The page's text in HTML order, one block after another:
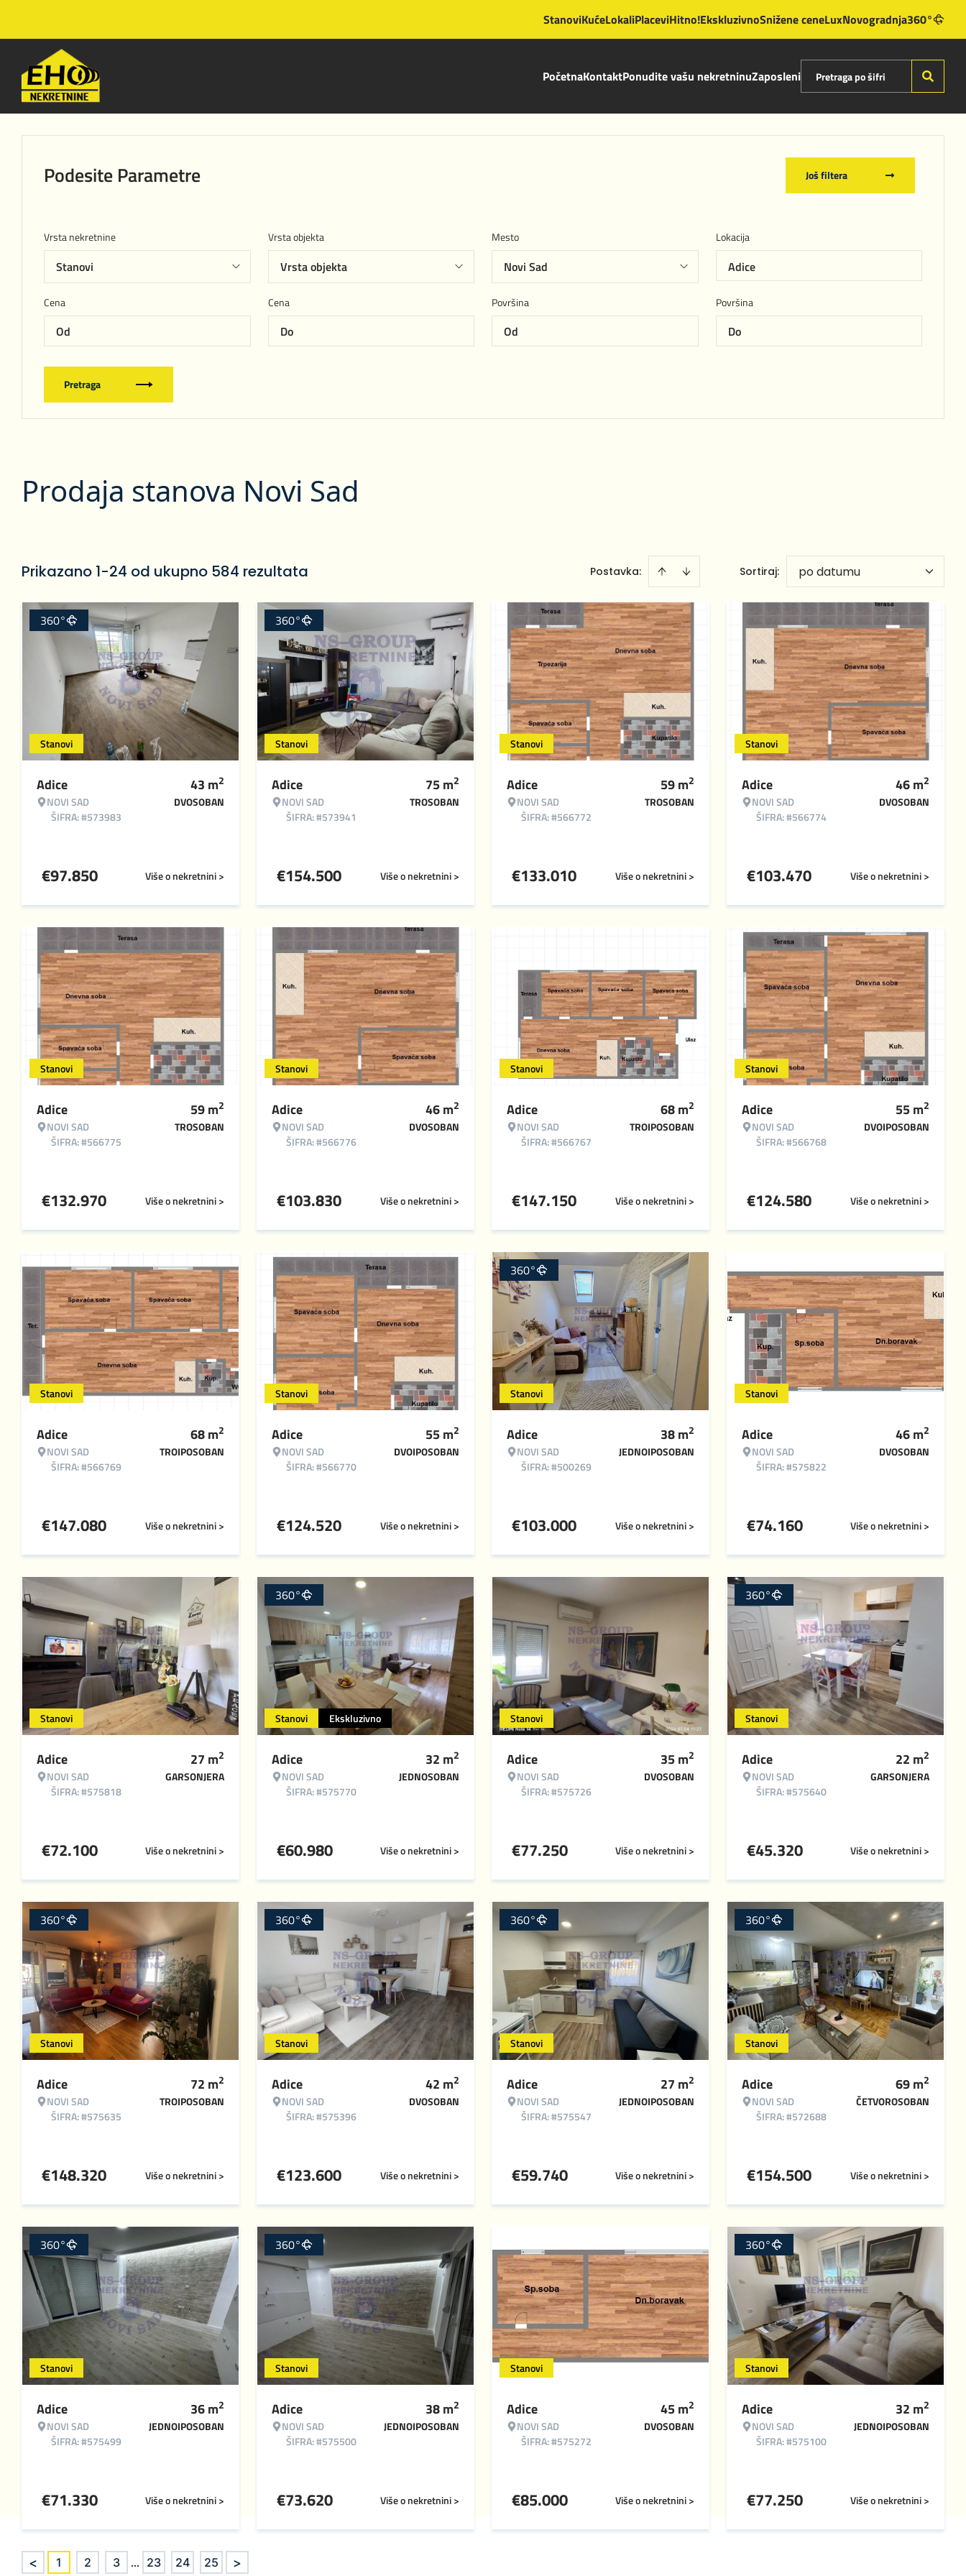
StanoviKućeLokaliPlaceviHitno!EkskluzivnoSnižene ceneLuxNovogradnja360°
PočetnaKontaktPonudite vašu nekretninuZaposleni
Podesite Parametre Još filtera
Vrsta nekretnine Vrsta objekta Mesto Lokacija
Adice
Cena Cena Površina Površina
Pretraga
Prodaja stanova Novi Sad
Prikazano 1-24 od ukupno 584 rezultata Postavka: Sortiraj: po datumu
Stanovi
360°
Adice
NOVI SAD
ŠIFRA: #573983
43 m2
DVOSOBAN
Više o nekretnini >
€97.850
Stanovi
360°
Adice
NOVI SAD
ŠIFRA: #573941
75m2
TROSOBAN
Više o nekretnini >
€154.500
Stanovi
Adice
NOVI SAD
ŠIFRA: #566772
59m2
TROSOBAN
Više o nekretnini >
€133.010
Stanovi
Adice
NOVI SAD
ŠIFRA: #566774
46m2
DVOSOBAN
Više o nekretnini >
€103.470
Stanovi
Adice
NOVI SAD
ŠIFRA: #566775
59m2
TROSOBAN
Više o nekretnini >
€132.970
Stanovi
Adice
NOVI SAD
ŠIFRA: #566776
46m2
DVOSOBAN
Više o nekretnini >
€103.830
Stanovi
Adice
NOVI SAD
ŠIFRA: #566767
68m2
TROIPOSOBAN
Više o nekretnini >
€147.150
Stanovi
Adice
NOVI SAD
ŠIFRA: #566768
55m2
DVOIPOSOBAN
Više o nekretnini >
€124.580
Stanovi
Adice
NOVI SAD
ŠIFRA: #566769
68m2
TROIPOSOBAN
Više o nekretnini >
€147.080
Stanovi
Adice
NOVI SAD
ŠIFRA: #566770
55m2
DVOIPOSOBAN
Više o nekretnini >
€124.520
Stanovi
360°
Adice
NOVI SAD
ŠIFRA: #500269
38m2
JEDNOIPOSOBAN
Više o nekretnini >
€103.000
Stanovi
Adice
NOVI SAD
ŠIFRA: #575822
46m2
DVOSOBAN
Više o nekretnini >
€74.160
Stanovi
Adice
NOVI SAD
ŠIFRA: #575818
27 m2
GARSONJERA
Više o nekretnini >
€72.100
Stanovi Ekskluzivno
360°
Adice
NOVI SAD
ŠIFRA: #575770
32 m2
JEDNOSOBAN
Više o nekretnini >
€60.980
Stanovi
Adice
NOVI SAD
ŠIFRA: #575726
35m2
DVOSOBAN
Više o nekretnini >
€77.250
Stanovi
360°
Adice
NOVI SAD
ŠIFRA: #575640
22 m2
GARSONJERA
Više o nekretnini >
€45.320
Stanovi
360°
Adice
NOVI SAD
ŠIFRA: #575635
72 m2
TROIPOSOBAN
Više o nekretnini >
€148.320
Stanovi
360°
Adice
NOVI SAD
ŠIFRA: #575396
42 m2
DVOSOBAN
Više o nekretnini >
€123.600
Stanovi
360°
Adice
NOVI SAD
ŠIFRA: #575547
27 m2
JEDNOIPOSOBAN
Više o nekretnini >
€59.740
Stanovi
360°
Adice
NOVI SAD
ŠIFRA: #572688
69m2
ČETVOROSOBAN
Više o nekretnini >
€154.500
Stanovi
360°
Adice
NOVI SAD
ŠIFRA: #575499
36m2
JEDNOIPOSOBAN
Više o nekretnini >
€71.330
Stanovi
360°
Adice
NOVI SAD
ŠIFRA: #575500
38m2
JEDNOIPOSOBAN
Više o nekretnini >
€73.620
Stanovi
Adice
NOVI SAD
ŠIFRA: #575272
45m2
DVOSOBAN
Više o nekretnini >
€85.000
Stanovi
360°
Adice
NOVI SAD
ŠIFRA: #575100
32 m2
JEDNOIPOSOBAN
Više o nekretnini >
€77.250
< 1 2 3 ... 23 24 25 >